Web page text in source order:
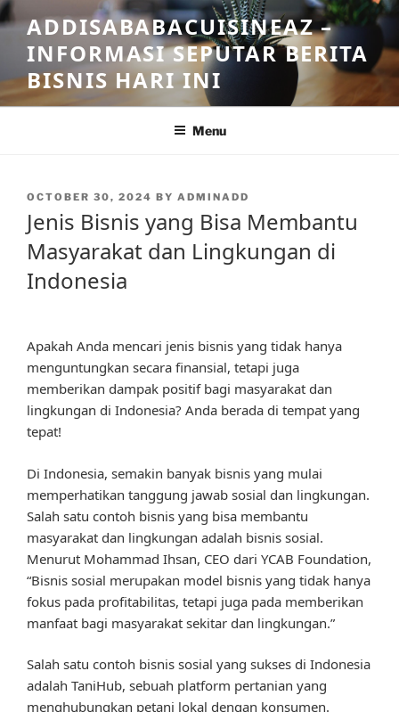
Skip
to
content
ADDISABABACUISINEAZ –
INFORMASI SEPUTAR BERITA
BISNIS HARI INI
Menu
POSTED
OCTOBER 30, 2024 BY ADMINADD
Jenis Bisnis yang Bisa Membantu
Masyarakat dan Lingkungan di
Indonesia
Apakah Anda mencari jenis bisnis yang tidak hanya
menguntungkan secara finansial, tetapi juga
memberikan dampak positif bagi masyarakat dan
lingkungan di Indonesia? Anda berada di tempat yang
tepat!
Di Indonesia, semakin banyak bisnis yang mulai
memperhatikan tanggung jawab sosial dan lingkungan.
Salah satu contoh bisnis yang bisa membantu
masyarakat dan lingkungan adalah bisnis sosial.
Menurut Mohammad Ihsan, CEO dari YCAB Foundation,
“Bisnis sosial merupakan model bisnis yang tidak hanya
fokus pada profitabilitas, tetapi juga pada memberikan
manfaat bagi masyarakat sekitar dan lingkungan.”
Salah satu contoh bisnis sosial yang sukses di Indonesia
adalah TaniHub, sebuah platform pertanian yang
menghubungkan petani lokal dengan konsumen.